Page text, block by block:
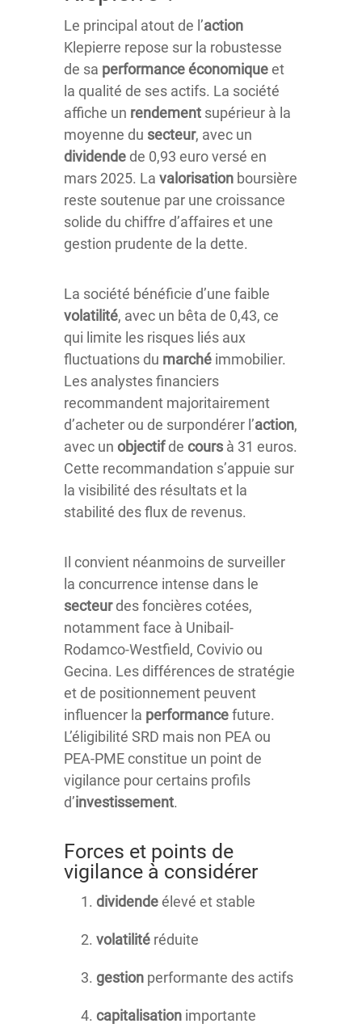
Le principal atout de l’action
Klepierre repose sur la robustesse
de sa performance économiqueet
la qualité de ses actifs. La société
affiche un rendement supérieur à la
moyenne du secteur, avec un
dividende de 0,93 euro versé en
mars 2025. La valorisation boursière
reste soutenue par une croissance
solide du chiffre d’affaires et une
gestion prudente de la dette.
La société bénéficie d’une faible
volatilité, avec un bêta de 0,43, ce
qui limite les risques liés aux
fluctuations du marché immobilier.
Les analystes financiers
recommandent majoritairement
d’acheter ou de surpondérer l’action,
avec un objectifde cours à 31 euros.
Cette recommandation s’appuie sur
la visibilité des résultats et la
stabilité des flux de revenus.
Il convient néanmoins de surveiller
la concurrence intense dans le
secteurdes foncières cotées,
notamment face à Unibail-
Rodamco-Westfield, Covivio ou
Gecina. Les différences de stratégie
et de positionnement peuvent
influencer la performancefuture.
L’éligibilité SRD mais non PEA ou
PEA-PME constitue un point de
vigilance pour certains profils
d’investissement.
Forces et points de
vigilance à considérer
dividendeélevé et stable
volatilité réduite
gestion performante des actifs
capitalisation importante